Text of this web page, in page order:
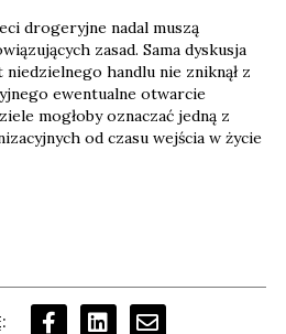
drogeryjne nadal muszą
zasad. Sama dyskusja
handlu nie zniknął z
ewentualne otwarcie
mogłoby oznaczać jedną z
od czasu wejścia w życie